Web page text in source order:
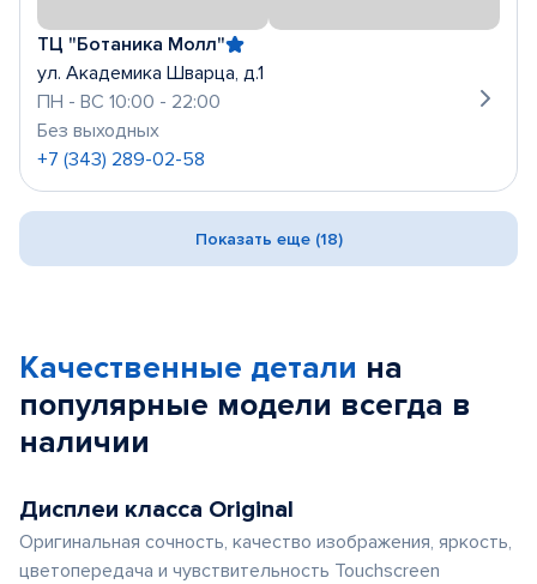
ТЦ "Ботаника Молл"
ул. Академика Шварца, д.1
ПН - ВС 10:00 - 22:00
Без выходных
+7 (343) 289-02-58
Показать еще (18)
Качественные детали на
популярные модели всегда в
наличии
Дисплеи класса Original
Оригинальная сочность, качество изображения, яркость,
цветопередача и чувствительность Touchscreen